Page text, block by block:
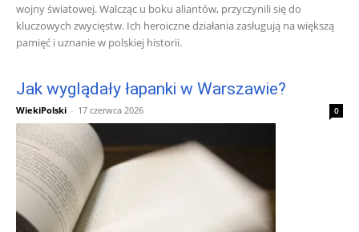
wojny światowej. Walcząc u boku aliantów, przyczynili się do
kluczowych zwycięstw. Ich heroiczne działania zasługują na większą
pamięć i uznanie w polskiej historii.
Jak wyglądały łapanki w Warszawie?
WiekiPolski - 17 czerwca 2026 0